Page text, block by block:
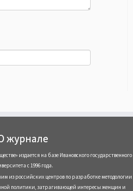
журнале
издается на базе Ивановского государственного
с 1996 года.
из российских центров по разработке методологии
политики, затрагивающей интересы женщин и